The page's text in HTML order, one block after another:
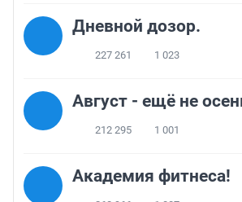
Дневной дозор.
227 261 1 023
Август - ещё не
212 295 1 001
Академия фитнеса!